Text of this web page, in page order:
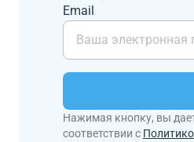
Email
Нажимая кнопку, вы
соответствии с